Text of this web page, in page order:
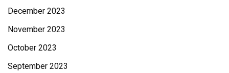
December 2023
November 2023
October 2023
September 2023